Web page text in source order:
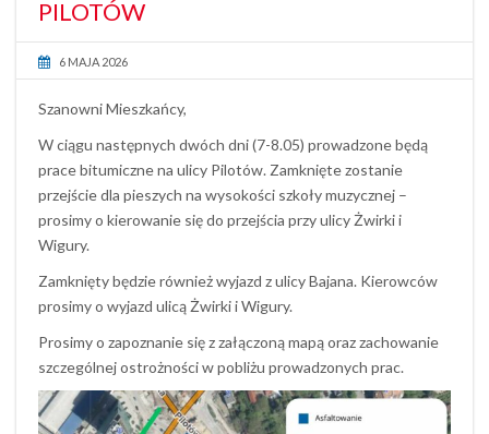
PILOTÓW
6 MAJA 2026
Szanowni Mieszkańcy,
W ciągu następnych dwóch dni (7-8.05) prowadzone będą
prace bitumiczne na ulicy Pilotów. Zamknięte zostanie
przejście dla pieszych na wysokości szkoły muzycznej –
prosimy o kierowanie się do przejścia przy ulicy Żwirki i
Wigury.
Zamknięty będzie również wyjazd z ulicy Bajana. Kierowców
prosimy o wyjazd ulicą Żwirki i Wigury.
Prosimy o zapoznanie się z załączoną mapą oraz zachowanie
szczególnej ostrożności w pobliżu prowadzonych prac.